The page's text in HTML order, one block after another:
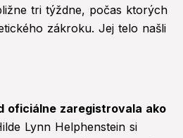
tri týždne, počas ktorých
zákroku. Jej telo našli
oficiálne zaregistrovala ako
Lynn Helphenstein si